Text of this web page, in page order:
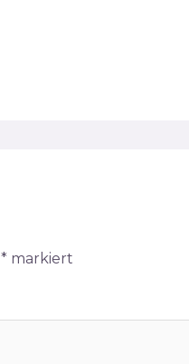
*markiert